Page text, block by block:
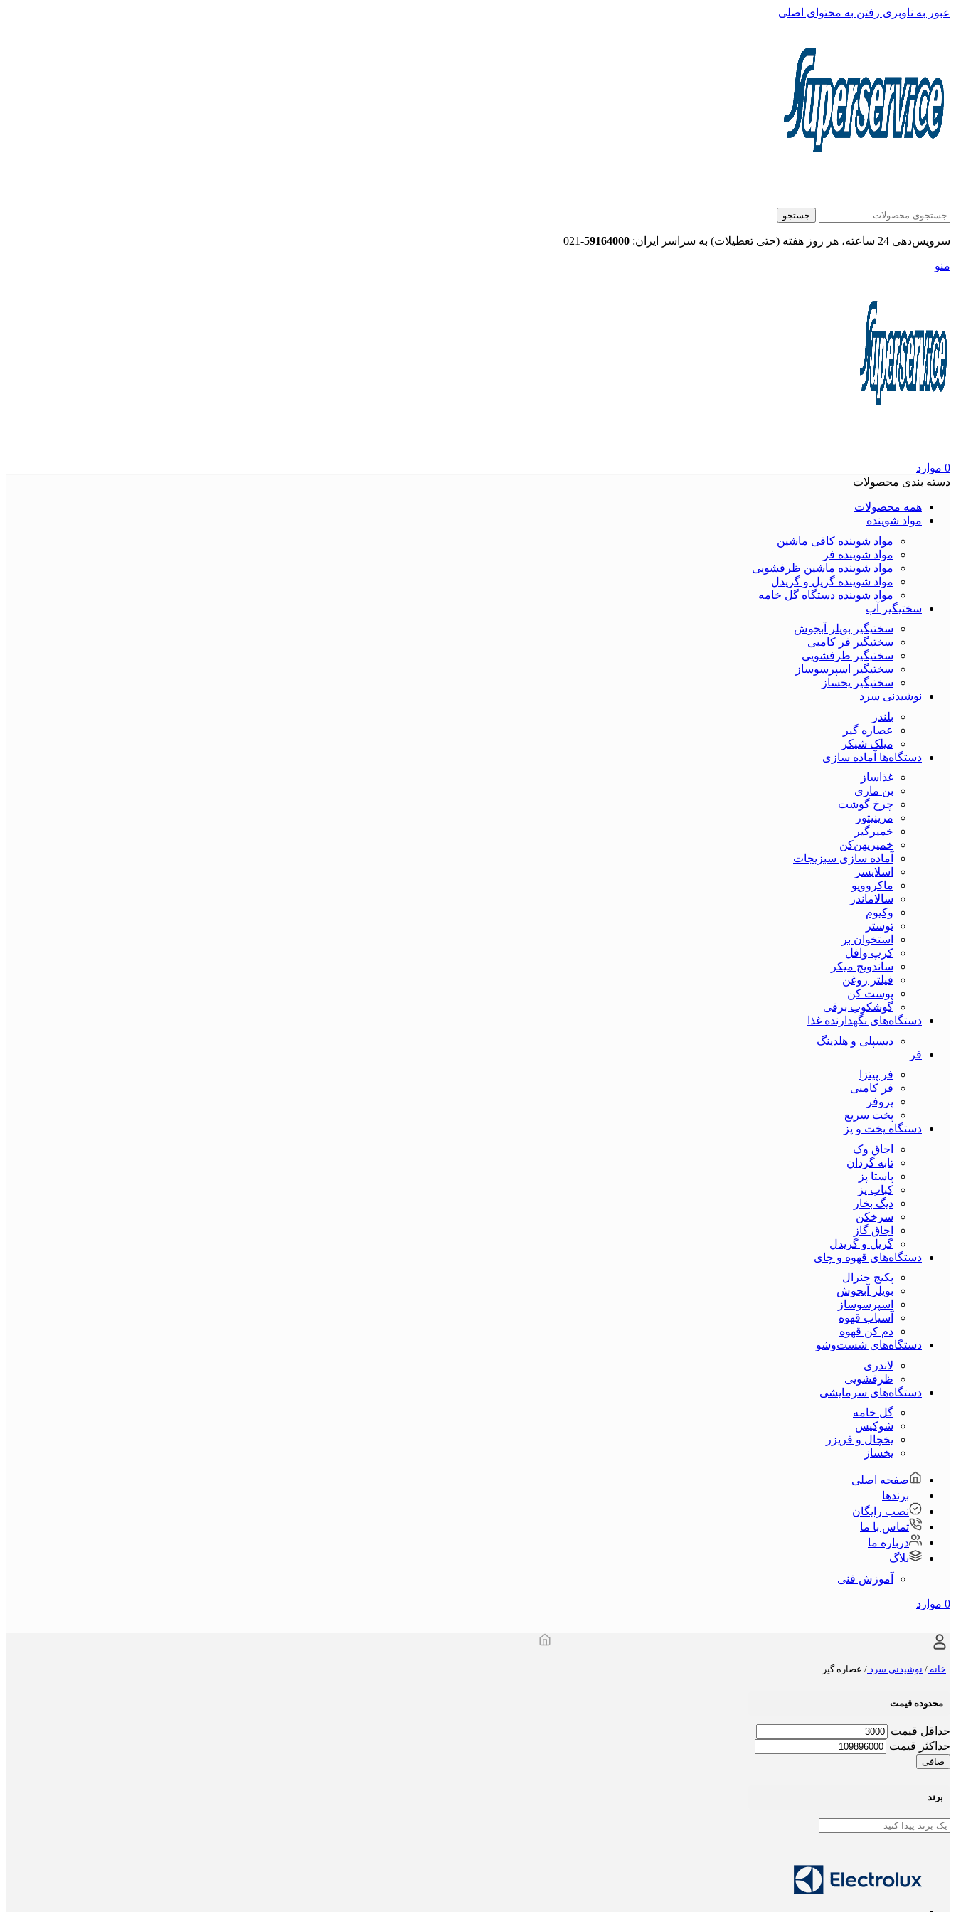
عبور به ناوبری رفتن به محتوای اصلی
جستجو
سرویس‌دهی 24 ساعته، هر روز هفته (حتی تعطیلات) به سراسر ایران: 59164000
-021
منو
0 موارد
دسته بندی محصولات
همه محصولات
مواد شوینده
مواد شوینده کافی ماشین
مواد شوینده فر
مواد شوینده ماشین ظرفشویی
مواد شوینده گریل و گریدل
مواد شوینده دستگاه گل خامه
سختیگیر آب
سختیگیر بویلر آبجوش
سختیگیر فر کامبی
سختیگیر ظرفشویی
سختیگیر اسپرسوساز
سختیگیر یخساز
نوشیدنی سرد
بلندر
عصاره گیر
میلک شیکر
دستگاه‌ها آماده سازی
غذاساز
بن ماری
چرخ گوشت
مرینیتور
خمیرگیر
خمیر‌پهن‌کن
آماده سازی سبزیجات
اسلایسر
ماکروویو
سالاماندر
وکیوم
توستر
استخوان بر
کرپ وافل
ساندویچ میکر
فیلتر روغن
پوست کن
گوشکوب برقی
دستگاه‌های نگهدارنده غذا
دیسپلی و هلدینگ
فر
فر پیتزا
فر کامبی
پروفر
پخت سریع
دستگاه‌ پخت و پز
اجاق وک
تابه گردان
پاستا پز
کباب پز
دیگ بخار
سرخکن
اجاق گاز
گریل و گریدل
دستگاه‌های قهوه و چای
پکیج جنرال
بویلر آبجوش
اسپرسوساز
آسیاب قهوه
دم کن قهوه
دستگاه‌های شست‌و‌شو
لاندری
ظرفشویی
دستگاه‌های سرمایشی
گل خامه
شوکیس
یخچال و فریزر
یخساز
صفحه اصلی
برندها
نصب رایگان
تماس با ما
درباره ما
بلاگ
آموزش فنی
0 موارد
خانه / نوشیدنی سرد / عصاره گیر
محدوده قیمت
حداقل قیمت
حداكثر قيمت
صافی
برند